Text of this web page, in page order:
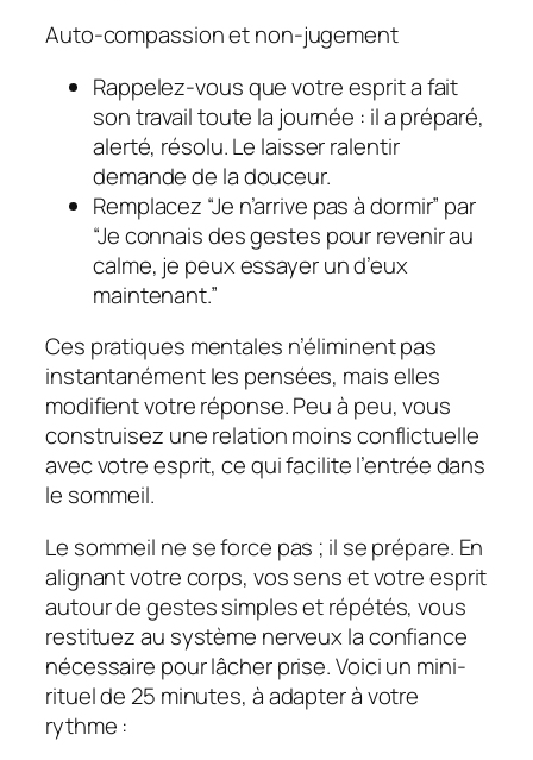
Auto-compassion et non-jugement
Rappelez-vous que votre esprit a fait
son travail toute la journée : il a préparé,
alerté, résolu. Le laisser ralentir
demande de la douceur.
Remplacez “Je n’arrive pas à dormir” par
“Je connais des gestes pour revenir au
calme, je peux essayer un d’eux
maintenant.”
Ces pratiques mentales n’éliminent pas
instantanément les pensées, mais elles
modifient votre réponse. Peu à peu, vous
construisez une relation moins conflictuelle
avec votre esprit, ce qui facilite l’entrée dans
le sommeil.
Le sommeil ne se force pas ; il se prépare. En
alignant votre corps, vos sens et votre esprit
autour de gestes simples et répétés, vous
restituez au système nerveux la confiance
nécessaire pour lâcher prise. Voici un mini-
rituelde 25 minutes, à adapter à votre
rythme :